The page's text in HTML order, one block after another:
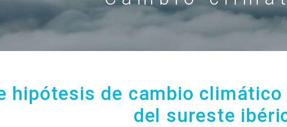
hipótesis de cambio
del sureste